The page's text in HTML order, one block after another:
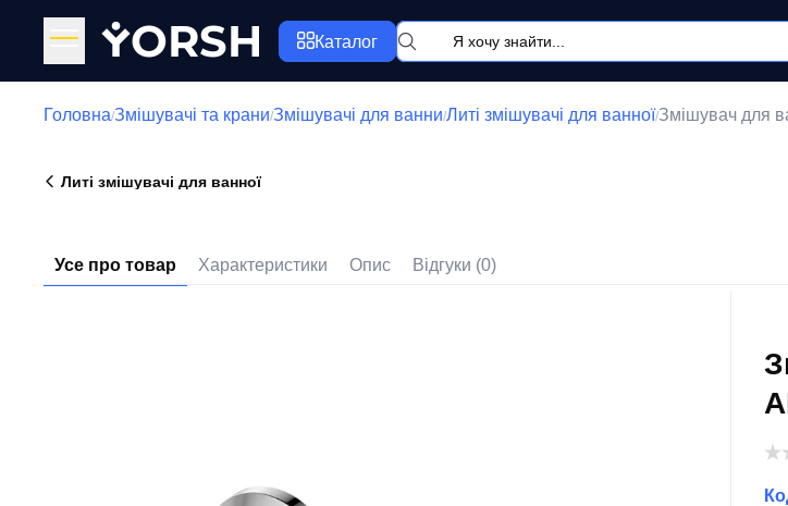
YORSH Каталог
Головна/Змішувачі та крани/Змішувачі для ванни/Литі змішувачі для ванної/Змішувач для
Литі змішувачі для ванної
Усе про товар Характеристики Опис Відгуки (0)